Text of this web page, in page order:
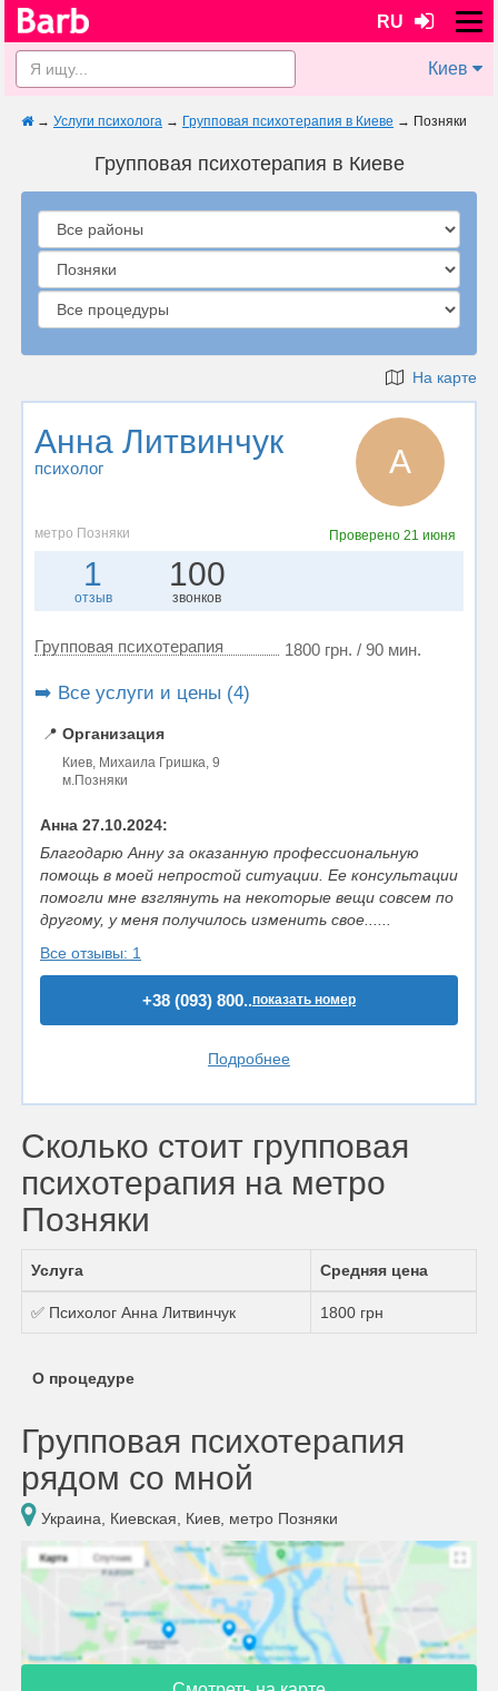
RU
Киев
→ Услуги психолога → Групповая психотерапия в Киеве → Позняки
Групповая психотерапия в Киеве
На карте
Анна Литвинчук
психолог А
метро Позняки Проверено 21 июня
1
отзыв
100
звонков
Групповая психотерапия 1800 грн. / 90 мин.
➡️ Все услуги и цены (4)
📍 Организация
Киев, Михаила Гришка, 9
м.Позняки
Анна 27.10.2024:
Благодарю Анну за оказанную профессиональную
помощь в моей непростой ситуации. Ее консультации
помогли мне взглянуть на некоторые вещи совсем по
другому, у меня получилось изменить свое......
Все отзывы: 1
+38 (093) 800..показать номер
Подробнее
Сколько стоит групповая
психотерапия на метро
Позняки
Услуга Средняя цена
✅ Психолог Анна Литвинчук 1800 грн
О процедуре
Групповая психотерапия
рядом со мной
Украина, Киевская, Киев, метро Позняки